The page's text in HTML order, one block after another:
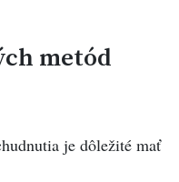
metód
je dôležité mať